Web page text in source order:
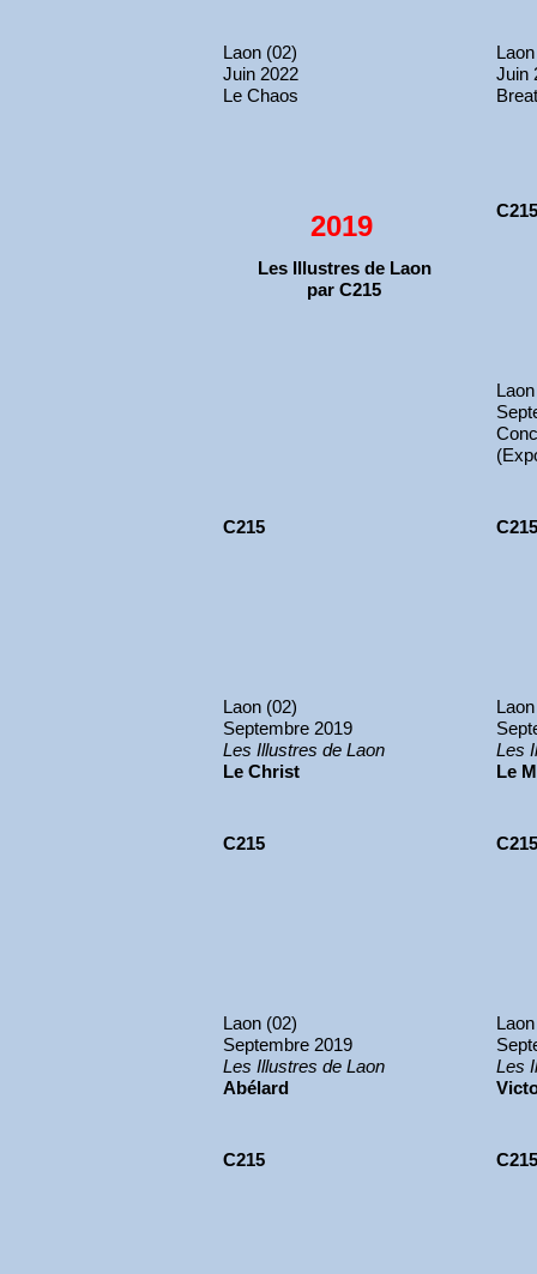
Laon (02)
Juin 2022
Le Chaos
Juin
2019
Les Illustres de Laon
par C215
C215
C215
Laon (02)
Septembre 2019
Les Illustres de Laon
Le Christ
C215
Les
Le
C215
Laon (02)
Septembre 2019
Les Illustres de Laon
Abélard
C215
Les
C215 C215